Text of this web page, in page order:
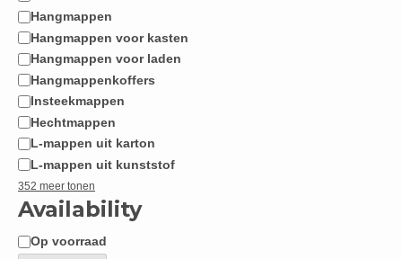
Hangmappen
Hangmappen voor kasten
Hangmappen voor laden
Hangmappenkoffers
Insteekmappen
Hechtmappen
L-mappen uit karton
L-mappen uit kunststof
352 meer tonen
Availability
Beschikbaarheid
Op voorraad